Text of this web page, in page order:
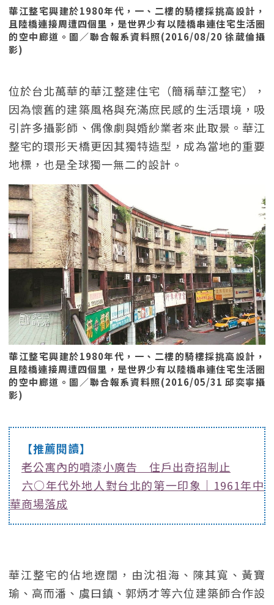
華江整宅興建於1980年代，一、二樓的騎樓採挑高設計，
且陸橋連接周遭四個里，是世界少有以陸橋串連住宅生活圈
的空中廊道。圖／聯合報系資料照(2016/08/20 徐葳倫攝
影)
位於台北萬華的華江整建住宅（簡稱華江整宅），
因為懷舊的建築風格與充滿庶民感的生活環境，吸
引許多攝影師、偶像劇與婚紗業者來此取景。華江
整宅的環形天橋更因其獨特造型，成為當地的重要
地標，也是全球獨一無二的設計。
華江整宅興建於1980年代，一、二樓的騎樓採挑高設計，
且陸橋連接周遭四個里，是世界少有以陸橋串連住宅生活圈
的空中廊道。圖／聯合報系資料照(2016/05/31 邱奕寧攝
影)
【推薦閱讀】
老公寓內的噴漆小廣告 住戶出奇招制止
六○年代外地人對台北的第一印象｜1961年中
華商場落成
華江整宅的佔地遼闊，由沈祖海、陳其寬、黃寶
瑜、高而潘、虞曰鎮、郭炳才等六位建築師合作設